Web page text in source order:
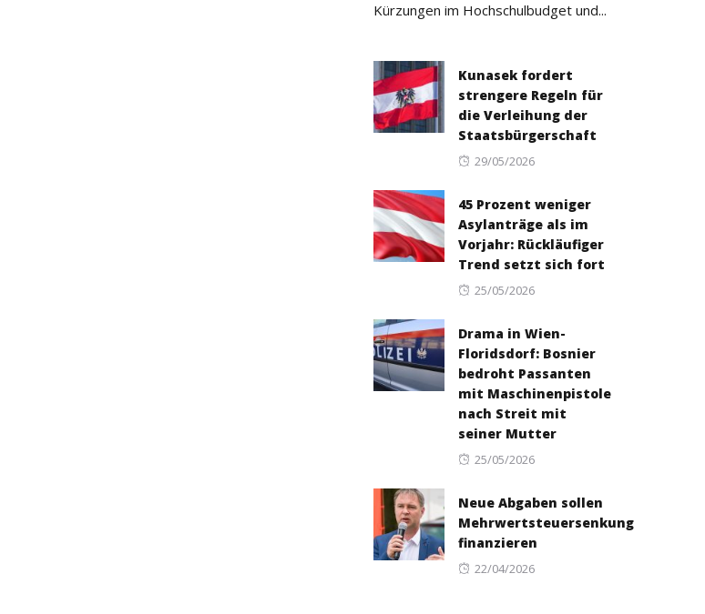
Kürzungen im Hochschulbudget und...
Kunasek fordert
strengere Regeln für
die Verleihung der
Staatsbürgerschaft
Posted
29/05/2026
45 Prozent weniger
Asylanträge als im
Vorjahr: Rückläufiger
Trend setzt sich fort
Posted
25/05/2026
Drama in Wien-
Floridsdorf: Bosnier
bedroht Passanten
mit Maschinenpistole
nach Streit mit
seiner Mutter
Posted
25/05/2026
Neue Abgaben sollen
Mehrwertsteuersenkung
finanzieren
Posted
22/04/2026